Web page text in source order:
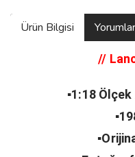
Ürün Bilgisi Yorumlar
//
▪️1:18